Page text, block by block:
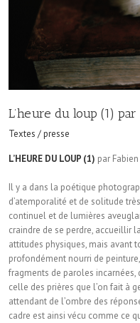
L’heure du loup (1)
Textes / presse
L’HEURE DU LOUP (1) par
Il y a dans la poétique
d’atemporalité et de solitude
continuel et de lumières
craindre de se perdre, accueillir
attitudes physiques, mais avant
profondément nourri de
fragments de paroles incarnées,
celle des prières que l’on fait à
attendant de l’ombre des
cadre est ainsi vécu comme ce